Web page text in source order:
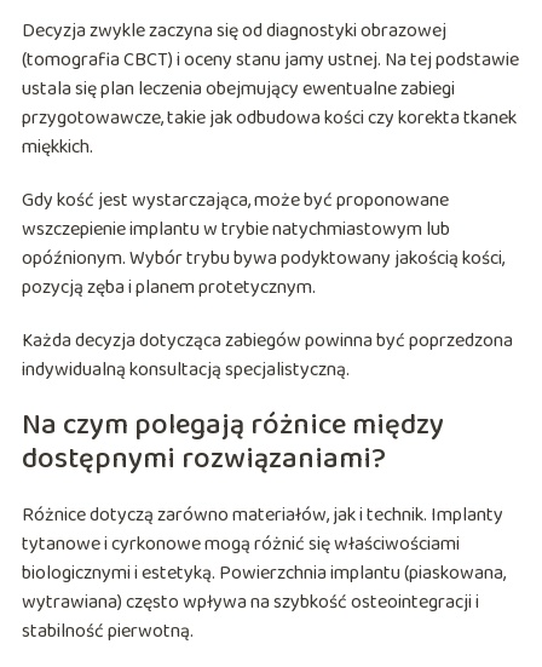
Decyzja zwykle zaczyna się od diagnostyki obrazowej
(tomografia CBCT) i oceny stanu jamy ustnej. Na tej podstawie
ustala się plan leczenia obejmujący ewentualne zabiegi
przygotowawcze, takie jak odbudowa kości czy korekta tkanek
miękkich.
Gdy kość jest wystarczająca, może być proponowane
wszczepienie implantu w trybie natychmiastowym lub
opóźnionym. Wybór trybu bywa podyktowany jakością kości,
pozycją zęba i planem protetycznym.
Każda decyzja dotycząca zabiegów powinna być poprzedzona
indywidualną konsultacją specjalistyczną.
Na czym polegają różnice między
dostępnymi rozwiązaniami?
Różnice dotyczą zarówno materiałów, jak i technik. Implanty
tytanowe i cyrkonowe mogą różnić się właściwościami
biologicznymi i estetyką. Powierzchnia implantu (piaskowana,
wytrawiana) często wpływa na szybkość osteointegracji i
stabilność pierwotną.